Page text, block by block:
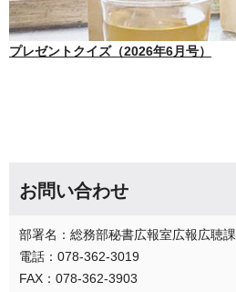
プレゼントクイズ（2026年6月号）
お問い合わせ
部署名：総務部秘書広報室広報広聴課
電話：078-362-3019
FAX：078-362-3903